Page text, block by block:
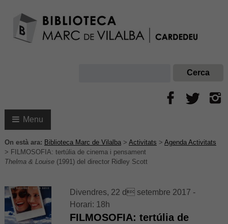
Menu
On està ara: Biblioteca Marc de Vilalba> Activitats > Agenda Activitats
> FILMOSOFIA: tertúlia de cinema i pensament
Thelma & Louise(1991) del director Ridley Scott
Divendres, 22 d setembre 2017 -
Horari: 18h
FILMOSOFIA: tertúlia de